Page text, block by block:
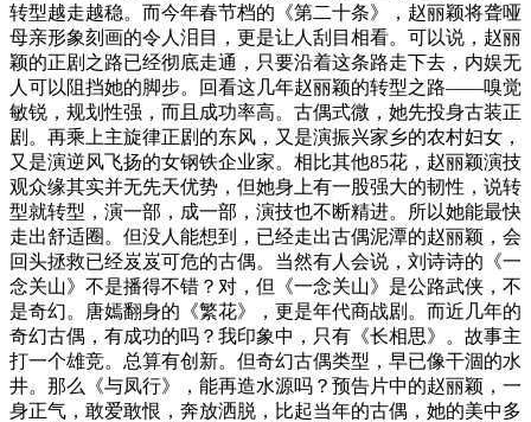
转型越走越稳。而今年春节档的《第二十条》，赵丽颖将聋哑
母亲形象刻画的令人泪目，更是让人刮目相看。可以说，赵丽
颖的正剧之路已经彻底走通，只要沿着这条路走下去，内娱无
人可以阻挡她的脚步。回看这几年赵丽颖的转型之路——嗅觉
敏锐，规划性强，而且成功率高。古偶式微，她先投身古装正
剧。再乘上主旋律正剧的东风，又是演振兴家乡的农村妇女，
又是演逆风飞扬的女钢铁企业家。相比其他85花，赵丽颖演技
观众缘其实并无先天优势，但她身上有一股强大的韧性，说转
型就转型，演一部，成一部，演技也不断精进。所以她能最快
走出舒适圈。但没人能想到，已经走出古偶泥潭的赵丽颖，会
回头拯救已经岌岌可危的古偶。当然有人会说，刘诗诗的《一
念关山》不是播得不错？对，但《一念关山》是公路武侠，不
是奇幻。唐嫣翻身的《繁花》，更是年代商战剧。而近几年的
奇幻古偶，有成功的吗？我印象中，只有《长相思》。故事主
打一个雄竞。总算有创新。但奇幻古偶类型，早已像干涸的水
井。那么《与凤行》，能再造水源吗？预告片中的赵丽颖，一
身正气，敢爱敢恨，奔放洒脱，比起当年的古偶，她的美中多